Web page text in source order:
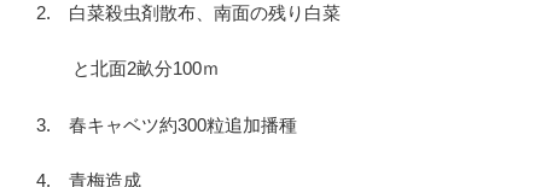
2. 白菜殺虫剤散布、南面の残り白菜
と北面2畝分100ｍ
3. 春キャベツ約300粒追加播種
4. 青梅造成